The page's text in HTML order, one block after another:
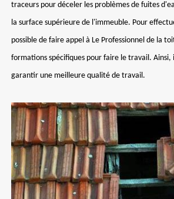
traceurs pour déceler les problèmes de fuites
la surface supérieure de l'immeuble. Pour
possible de faire appel à Le Professionnel de la
formations spécifiques pour faire le travail. Ainsi,
garantir une meilleure qualité de travail.